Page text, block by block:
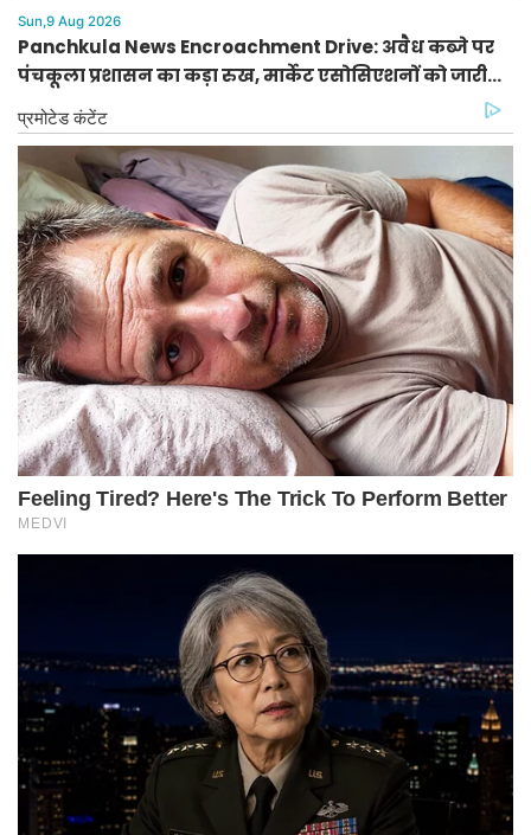
Sun,9 Aug 2026
Panchkula News Encroachment Drive: अवैध कब्जे पर
पंचकूला प्रशासन का कड़ा रुख, मार्केट एसोसिएशनों को जारी
किए निर्देश